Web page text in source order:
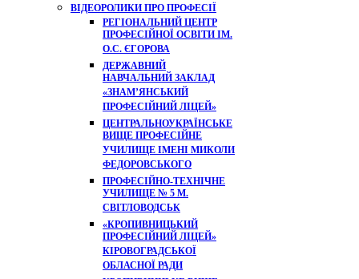
ВІДЕОРОЛИКИ ПРО ПРОФЕСІЇ
РЕГІОНАЛЬНИЙ ЦЕНТР
ПРОФЕСІЙНОЇ ОСВІТИ ІМ.
О.С. ЄГОРОВА
ДЕРЖАВНИЙ
НАВЧАЛЬНИЙ ЗАКЛАД
«ЗНАМ’ЯНСЬКИЙ
ПРОФЕСІЙНИЙ ЛІЦЕЙ»
ЦЕНТРАЛЬНОУКРАЇНСЬКЕ
ВИЩЕ ПРОФЕСІЙНЕ
УЧИЛИЩЕ ІМЕНІ МИКОЛИ
ФЕДОРОВСЬКОГО
ПРОФЕСІЙНО-ТЕХНІЧНЕ
УЧИЛИЩЕ № 5 М.
СВІТЛОВОДСЬК
«КРОПИВНИЦЬКИЙ
ПРОФЕСІЙНИЙ ЛІЦЕЙ»
КІРОВОГРАДСЬКОЇ
ОБЛАСНОЇ РАДИ